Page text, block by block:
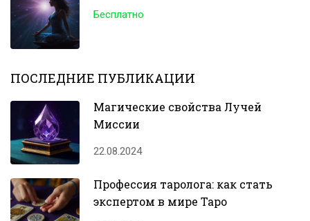
Бесплатно
ПОСЛЕДНИЕ ПУБЛИКАЦИИ
Магические свойства Лучей
Миссии
22.08.2024
Профессия таролога: как стать
экспертом в мире Таро